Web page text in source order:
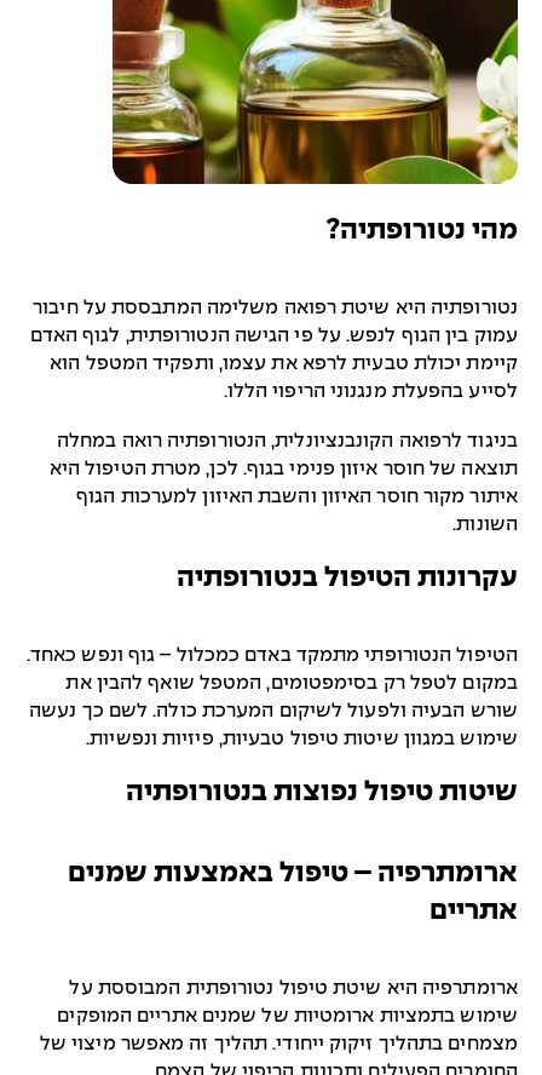
מהי נטורופתיה?
נטורופתיה היא שיטת רפואה משלימה המתבססת על חיבור
עמוק בין הגוף לנפש. על פי הגישה הנטורופתית, לגוף האדם
קיימת יכולת טבעית לרפא את עצמו, ותפקיד המטפל הוא
לסייע בהפעלת מנגנוני הריפוי הללו.
בניגוד לרפואה הקונבנציונלית, הנטורופתיה רואה במחלה
תוצאה של חוסר איזון פנימי בגוף. לכן, מטרת הטיפול היא
איתור מקור חוסר האיזון והשבת האיזון למערכות הגוף
השונות.
עקרונות הטיפול בנטורופתיה
הטיפול הנטורופתי מתמקד באדם כמכלול – גוף ונפש כאחד.
במקום לטפל רק בסימפטומים, המטפל שואף להבין את
שורש הבעיה ולפעול לשיקום המערכת כולה. לשם כך נעשה
שימוש במגוון שיטות טיפול טבעיות, פיזיות ונפשיות.
שיטות טיפול נפוצות בנטורופתיה
ארומתרפיה – טיפול באמצעות שמנים
אתריים
ארומתרפיה היא שיטת טיפול נטורופתית המבוססת על
שימוש בתמציות ארומטיות של שמנים אתריים המופקים
מצמחים בתהליך זיקוק ייחודי. תהליך זה מאפשר מיצוי של